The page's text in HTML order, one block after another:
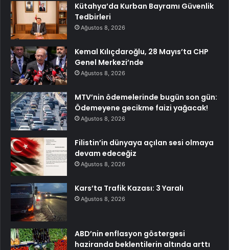
Kütahya’da Kurban Bayramı Güvenlik
Tedbirleri
Ağustos 8, 2026
Kemal Kılıçdaroğlu, 28 Mayıs’ta CHP
Genel Merkezi’nde
Ağustos 8, 2026
MTV’nin ödemelerinde bugün son gün:
Ödemeyene gecikme faizi yağacak!
Ağustos 8, 2026
Filistin’in dünyaya açılan sesi olmaya
devam edeceğiz
Ağustos 8, 2026
Kars’ta Trafik Kazası: 3 Yaralı
Ağustos 8, 2026
ABD’nin enflasyon göstergesi
haziranda beklentilerin altında arttı